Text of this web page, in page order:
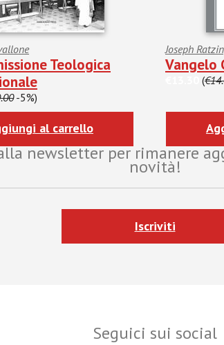
Teologica
-5%)
al carrello
Joseph
Vangelo
(
newsletter per rimanere
novità!
Iscriviti
Seguici sui social